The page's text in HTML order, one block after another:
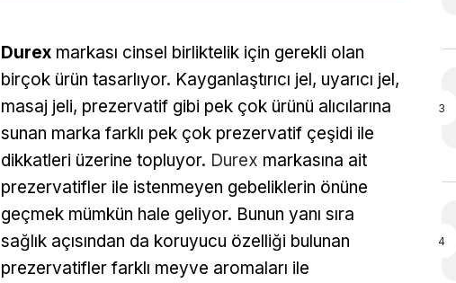
Durex markası cinsel birliktelik için gerekli olan
birçok ürün tasarlıyor. Kayganlaştırıcı jel, uyarıcı jel,
masaj jeli, prezervatif gibi pek çok ürünü alıcılarına
sunan marka farklı pek çok prezervatif çeşidi ile
dikkatleri üzerine topluyor. Durex markasına ait
prezervatifler ile istenmeyen gebeliklerin önüne
geçmek mümkün hale geliyor. Bunun yanı sıra
sağlık açısından da koruyucu özelliği bulunan
prezervatifler farklı meyve aromaları ile